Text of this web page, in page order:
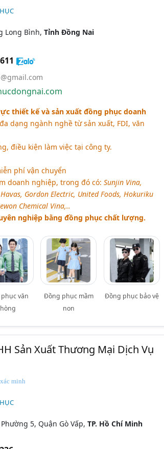
Long Bình, Tỉnh Đồng Nai
thiết kế và sản xuất đồng phục doanh
dạng ngành nghề từ sản xuất, FDI, văn
điều kiện làm việc tại công ty.
phí vận chuyển
doanh nghiệp, trong đó có: Sunjin Vina,
Gordon Electric, United Foods, Hokuriku
Chemical Vina,..
nghiệp bằng đồng phục chất lượng.
văn
Đồng phục mầm
non
Đồng phục bảo vệ
Sản Xuất Thương Mại Dịch Vụ
minh
5, Quận Gò Vấp, TP. Hồ Chí Minh